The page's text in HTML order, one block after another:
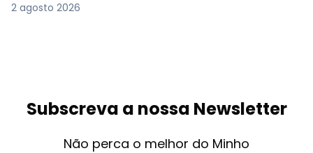
2 agosto 2026
Subscreva a nossa Newsletter
Não perca o melhor do Minho